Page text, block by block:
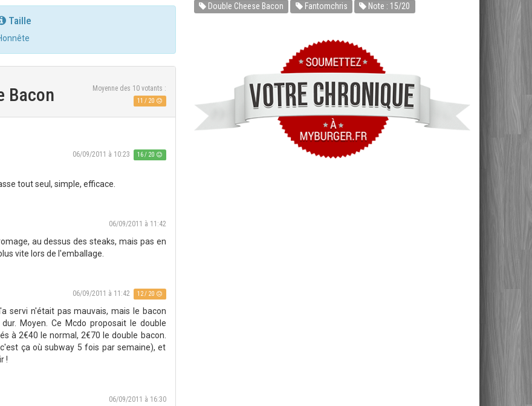
Taille
Bacon Moyenne des 10votants :
11 / 20
06/09/2011 à 10:23 16 / 20
tout seul, simple, efficace.
06/09/2011 à 11:42
au dessus des steaks, mais pas en
vite lors de l'emballage.
06/09/2011 à 11:42 12 / 20
servi n'était pas mauvais, mais le bacon
Moyen. Ce Mcdo proposait le double
à 2€40 le normal, 2€70 le double bacon.
ça où subway 5 fois par semaine), et
!
06/09/2011 à 16:30
Double Cheese Bacon
Fantomchris Note : 15/20